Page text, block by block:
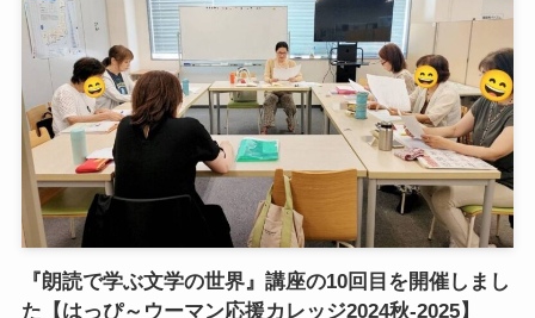
『朗読で学ぶ文学の世界』講座の10回目を開催しまし
た【はっぴ～ウーマン応援カレッジ2024秋-2025】